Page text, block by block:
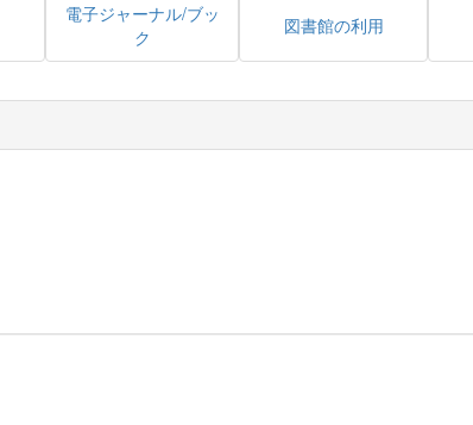
電子ジャーナル/ブッ
ク
図書館の利用